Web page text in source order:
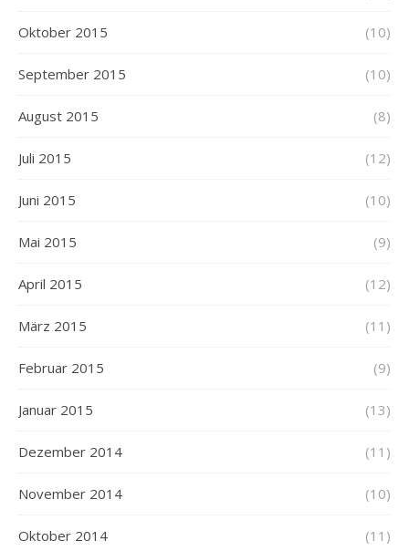
Oktober 2015 (10)
September 2015 (10)
August 2015 (8)
Juli 2015 (12)
Juni 2015 (10)
Mai 2015 (9)
April 2015 (12)
März 2015 (11)
Februar 2015 (9)
Januar 2015 (13)
Dezember 2014 (11)
November 2014 (10)
Oktober 2014 (11)